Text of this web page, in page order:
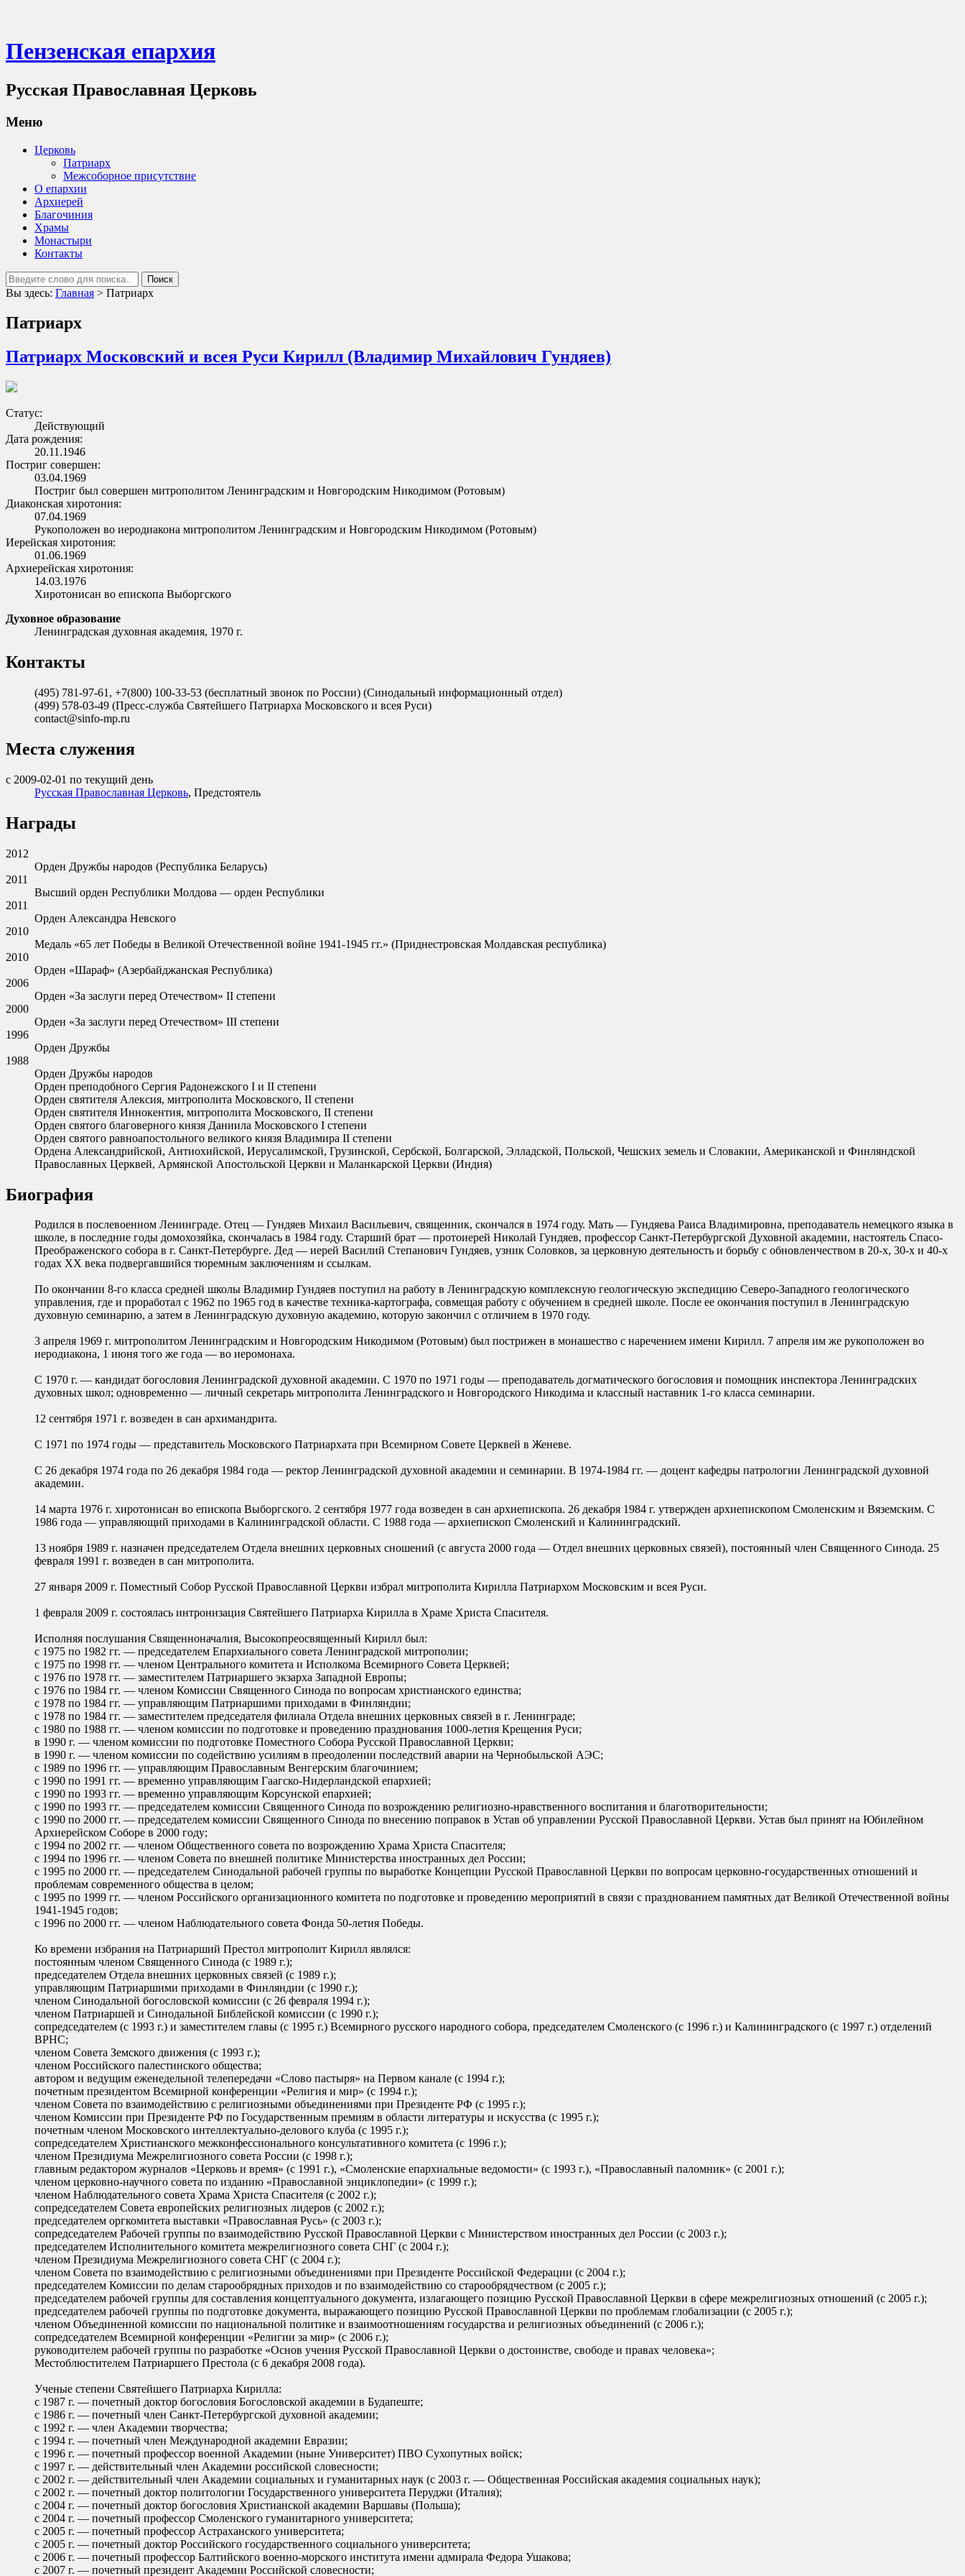
Пензенская епархия
Русская Православная Церковь
Меню
Церковь
Патриарх
Межсоборное присутствие
О епархии
Архиерей
Благочиния
Храмы
Монастыри
Контакты
Вы здесь: Главная > Патриарх
Патриарх
Патриарх Московский и всея Руси Кирилл (Владимир Михайлович Гундяев)
Статус:
Действующий
Дата рождения:
20.11.1946
Постриг совершен:
03.04.1969
Постриг был совершен митрополитом Ленинградским и Новгородским Никодимом (Ротовым)
Диаконская хиротония:
07.04.1969
Рукоположен во иеродиакона митрополитом Ленинградским и Новгородским Никодимом (Ротовым)
Иерейская хиротония:
01.06.1969
Архиерейская хиротония:
14.03.1976
Хиротонисан во епископа Выборгского
Духовное образование
Ленинградская духовная академия, 1970 г.
Контакты
(495) 781-97-61, +7(800) 100-33-53 (бесплатный звонок по России) (Синодальный информационный отдел)
(499) 578-03-49 (Пресс-служба Святейшего Патриарха Московского и всея Руси)
contact@sinfo-mp.ru
Места служения
с 2009-02-01 по текущий день
Русская Православная Церковь, Предстоятель
Награды
2012
Орден Дружбы народов (Республика Беларусь)
2011
Высший орден Республики Молдова — орден Республики
2011
Орден Александра Невского
2010
Медаль «65 лет Победы в Великой Отечественной войне 1941-1945 гг.» (Приднестровская Молдавская республика)
2010
Орден «Шараф» (Азербайджанская Республика)
2006
Орден «За заслуги перед Отечеством» II степени
2000
Орден «За заслуги перед Отечеством» III степени
1996
Орден Дружбы
1988
Орден Дружбы народов
Орден преподобного Сергия Радонежского I и II степени
Орден святителя Алексия, митрополита Московского, II степени
Орден святителя Иннокентия, митрополита Московского, II степени
Орден святого благоверного князя Даниила Московского I степени
Орден святого равноапостольного великого князя Владимира II степени
Ордена Александрийской, Антиохийской, Иерусалимской, Грузинской, Сербской, Болгарской, Элладской, Польской, Чешских земель и Словакии, Американской и Финляндской
Православных Церквей, Армянской Апостольской Церкви и Маланкарской Церкви (Индия)
Биография
Родился в послевоенном Ленинграде. Отец — Гундяев Михаил Васильевич, священник, скончался в 1974 году. Мать — Гундяева Раиса Владимировна, преподаватель немецкого языка в
школе, в последние годы домохозяйка, скончалась в 1984 году. Старший брат — протоиерей Николай Гундяев, профессор Санкт-Петербургской Духовной академии, настоятель Спасо-
Преображенского собора в г. Санкт-Петербурге. Дед — иерей Василий Степанович Гундяев, узник Соловков, за церковную деятельность и борьбу с обновленчеством в 20-х, 30-х и 40-х
годах ХХ века подвергавшийся тюремным заключениям и ссылкам.
По окончании 8-го класса средней школы Владимир Гундяев поступил на работу в Ленинградскую комплексную геологическую экспедицию Северо-Западного геологического
управления, где и проработал с 1962 по 1965 год в качестве техника-картографа, совмещая работу с обучением в средней школе. После ее окончания поступил в Ленинградскую
духовную семинарию, а затем в Ленинградскую духовную академию, которую закончил с отличием в 1970 году.
3 апреля 1969 г. митрополитом Ленинградским и Новгородским Никодимом (Ротовым) был пострижен в монашество с наречением имени Кирилл. 7 апреля им же рукоположен во
иеродиакона, 1 июня того же года — во иеромонаха.
С 1970 г. — кандидат богословия Ленинградской духовной академии. С 1970 по 1971 годы — преподаватель догматического богословия и помощник инспектора Ленинградских
духовных школ; одновременно — личный секретарь митрополита Ленинградского и Новгородского Никодима и классный наставник 1-го класса семинарии.
12 сентября 1971 г. возведен в сан архимандрита.
С 1971 по 1974 годы — представитель Московского Патриархата при Всемирном Совете Церквей в Женеве.
С 26 декабря 1974 года по 26 декабря 1984 года — ректор Ленинградской духовной академии и семинарии. В 1974-1984 гг. — доцент кафедры патрологии Ленинградской духовной
академии.
14 марта 1976 г. хиротонисан во епископа Выборгского. 2 сентября 1977 года возведен в сан архиепископа. 26 декабря 1984 г. утвержден архиепископом Смоленским и Вяземским. С
1986 года — управляющий приходами в Калининградской области. С 1988 года — архиепископ Смоленский и Калининградский.
13 ноября 1989 г. назначен председателем Отдела внешних церковных сношений (с августа 2000 года — Отдел внешних церковных связей), постоянный член Священного Синода. 25
февраля 1991 г. возведен в сан митрополита.
27 января 2009 г. Поместный Собор Русской Православной Церкви избрал митрополита Кирилла Патриархом Московским и всея Руси.
1 февраля 2009 г. состоялась интронизация Святейшего Патриарха Кирилла в Храме Христа Спасителя.
Исполняя послушания Священноначалия, Высокопреосвященный Кирилл был:
с 1975 по 1982 гг. — председателем Епархиального совета Ленинградской митрополии;
с 1975 по 1998 гг. — членом Центрального комитета и Исполкома Всемирного Совета Церквей;
с 1976 по 1978 гг. — заместителем Патриаршего экзарха Западной Европы;
с 1976 по 1984 гг. — членом Комиссии Священного Синода по вопросам христианского единства;
c 1978 по 1984 гг. — управляющим Патриаршими приходами в Финляндии;
с 1978 по 1984 гг. — заместителем председателя филиала Отдела внешних церковных связей в г. Ленинграде;
с 1980 по 1988 гг. — членом комиссии по подготовке и проведению празднования 1000-летия Крещения Руси;
в 1990 г. — членом комиссии по подготовке Поместного Собора Русской Православной Церкви;
в 1990 г. — членом комиссии по содействию усилиям в преодолении последствий аварии на Чернобыльской АЭС;
с 1989 по 1996 гг. — управляющим Православным Венгерским благочинием;
с 1990 по 1991 гг. — временно управляющим Гаагско-Нидерландской епархией;
с 1990 по 1993 гг. — временно управляющим Корсунской епархией;
с 1990 по 1993 гг. — председателем комиссии Священного Синода по возрождению религиозно-нравственного воспитания и благотворительности;
с 1990 по 2000 гг. — председателем комиссии Священного Синода по внесению поправок в Устав об управлении Русской Православной Церкви. Устав был принят на Юбилейном
Архиерейском Соборе в 2000 году;
с 1994 по 2002 гг. — членом Общественного совета по возрождению Храма Христа Спасителя;
с 1994 по 1996 гг. — членом Совета по внешней политике Министерства иностранных дел России;
с 1995 по 2000 гг. — председателем Синодальной рабочей группы по выработке Концепции Русской Православной Церкви по вопросам церковно-государственных отношений и
проблемам современного общества в целом;
с 1995 по 1999 гг. — членом Российского организационного комитета по подготовке и проведению мероприятий в связи с празднованием памятных дат Великой Отечественной войны
1941-1945 годов;
с 1996 по 2000 гг. — членом Наблюдательного совета Фонда 50-летия Победы.
Ко времени избрания на Патриарший Престол митрополит Кирилл являлся:
постоянным членом Священного Синода (с 1989 г.);
председателем Отдела внешних церковных связей (с 1989 г.);
управляющим Патриаршими приходами в Финляндии (с 1990 г.);
членом Синодальной богословской комиссии (с 26 февраля 1994 г.);
членом Патриаршей и Синодальной Библейской комиссии (с 1990 г.);
сопредседателем (с 1993 г.) и заместителем главы (с 1995 г.) Всемирного русского народного собора, председателем Смоленского (с 1996 г.) и Калининградского (с 1997 г.) отделений
ВРНС;
членом Совета Земского движения (с 1993 г.);
членом Российского палестинского общества;
автором и ведущим еженедельной телепередачи «Слово пастыря» на Первом канале (с 1994 г.);
почетным президентом Всемирной конференции «Религия и мир» (с 1994 г.);
членом Совета по взаимодействию с религиозными объединениями при Президенте РФ (с 1995 г.);
членом Комиссии при Президенте РФ по Государственным премиям в области литературы и искусства (с 1995 г.);
почетным членом Московского интеллектуально-делового клуба (с 1995 г.);
сопредседателем Христианского межконфессионального консультативного комитета (с 1996 г.);
членом Президиума Межрелигиозного совета России (с 1998 г.);
главным редактором журналов «Церковь и время» (с 1991 г.), «Смоленские епархиальные ведомости» (с 1993 г.), «Православный паломник» (с 2001 г.);
членом церковно-научного совета по изданию «Православной энциклопедии» (с 1999 г.);
членом Наблюдательного совета Храма Христа Спасителя (с 2002 г.);
сопредседателем Совета европейских религиозных лидеров (с 2002 г.);
председателем оргкомитета выставки «Православная Русь» (с 2003 г.);
сопредседателем Рабочей группы по взаимодействию Русской Православной Церкви с Министерством иностранных дел России (с 2003 г.);
председателем Исполнительного комитета межрелигиозного совета СНГ (с 2004 г.);
членом Президиума Межрелигиозного совета СНГ (с 2004 г.);
членом Совета по взаимодействию с религиозными объединениями при Президенте Российской Федерации (с 2004 г.);
председателем Комиссии по делам старообрядных приходов и по взаимодействию со старообрядчеством (с 2005 г.);
председателем рабочей группы для составления концептуального документа, излагающего позицию Русской Православной Церкви в сфере межрелигиозных отношений (с 2005 г.);
председателем рабочей группы по подготовке документа, выражающего позицию Русской Православной Церкви по проблемам глобализации (с 2005 г.);
членом Объединенной комиссии по национальной политике и взаимоотношениям государства и религиозных объединений (с 2006 г.);
сопредседателем Всемирной конференции «Религии за мир» (с 2006 г.);
руководителем рабочей группы по разработке «Основ учения Русской Православной Церкви о достоинстве, свободе и правах человека»;
Местоблюстителем Патриаршего Престола (с 6 декабря 2008 года).
Ученые степени Святейшего Патриарха Кирилла:
с 1987 г. — почетный доктор богословия Богословской академии в Будапеште;
с 1986 г. — почетный член Санкт-Петербургской духовной академии;
с 1992 г. — член Академии творчества;
с 1994 г. — почетный член Международной академии Евразии;
с 1996 г. — почетный профессор военной Академии (ныне Университет) ПВО Сухопутных войск;
с 1997 г. — действительный член Академии российской словесности;
с 2002 г. — действительный член Академии социальных и гуманитарных наук (с 2003 г. — Общественная Российская академия социальных наук);
с 2002 г. — почетный доктор политологии Государственного университета Перуджи (Италия);
с 2004 г. — почетный доктор богословия Христианской академии Варшавы (Польша);
с 2004 г. — почетный профессор Смоленского гуманитарного университета;
с 2005 г. — почетный профессор Астраханского университета;
с 2005 г. — почетный доктор Российского государственного социального университета;
с 2006 г. — почетный профессор Балтийского военно-морского института имени адмирала Федора Ушакова;
с 2007 г. — почетный президент Академии Российской словесности;